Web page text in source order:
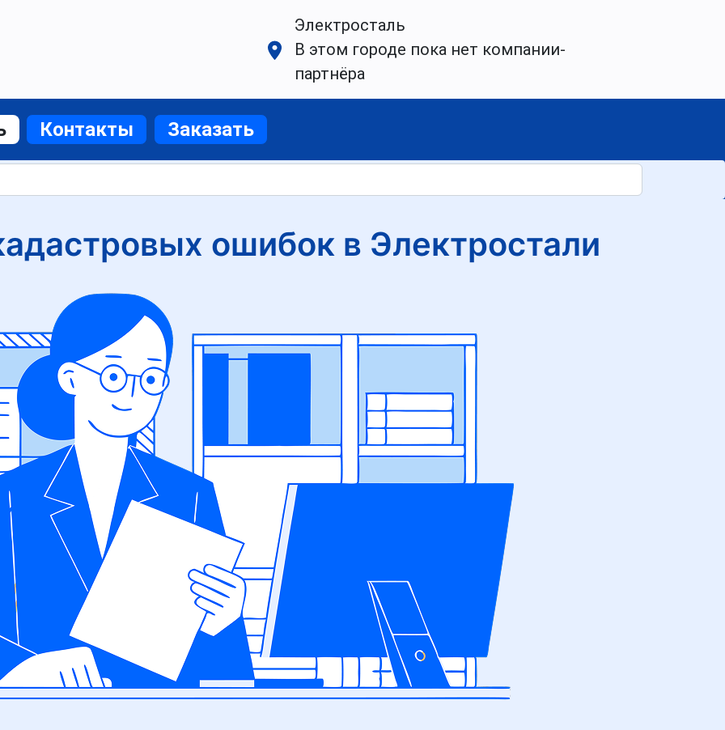
Электросталь
В этом городе пока нет компании-
партнёра
Контакты Заказать
ошибок в Электростали